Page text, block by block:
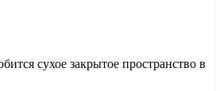
сухое закрытое пространство в